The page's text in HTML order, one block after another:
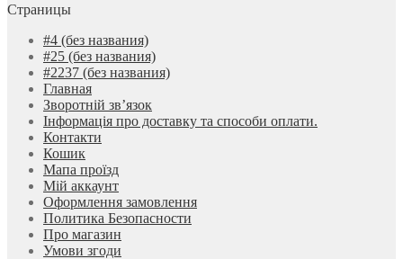
Страницы
#4 (без названия)
#25 (без названия)
#2237 (без названия)
Главная
Зворотній зв’язок
Інформація про доставку та способи оплати.
Контакти
Кошик
Мапа проїзд
Мій аккаунт
Оформлення замовлення
Политика Безопасности
Про магазин
Умови згоди